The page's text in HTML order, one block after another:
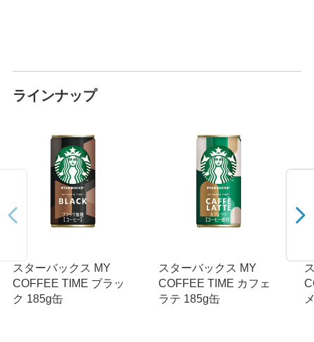
ラインナップ
スターバックス MY
COFFEE TIME ブラッ
ク 185g缶
スターバックス MY
COFFEE TIME カフェ
ラテ 185g缶